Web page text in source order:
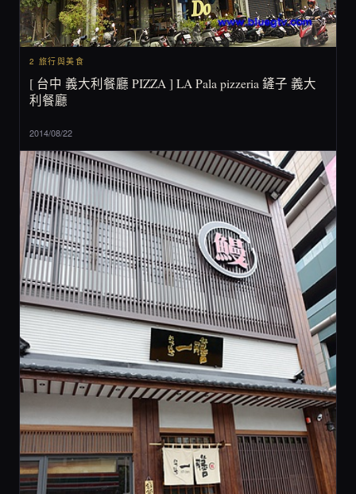
2 旅行與美食
[ 台中 義大利餐廳 PIZZA ] LA Pala pizzeria 鏟子 義大
利餐廳
2014/08/22